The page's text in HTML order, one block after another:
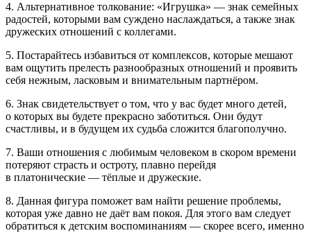
4. Альтернативное толкование: «Игрушка» — знак семейных
радостей, которыми вам суждено наслаждаться, а также знак
дружеских отношений с коллегами.
5. Постарайтесь избавиться от комплексов, которые мешают
вам ощутить прелесть разнообразных отношений и проявить
себя нежным, ласковым и внимательным партнёром.
6. Знак свидетельствует о том, что у вас будет много детей,
о которых вы будете прекрасно заботиться. Они будут
счастливы, и в будущем их судьба сложится благополучно.
7. Ваши отношения с любимым человеком в скором времени
потеряют страсть и остроту, плавно перейдя
в платонические — тёплые и дружеские.
8. Данная фигура поможет вам найти решение проблемы,
которая уже давно не даёт вам покоя. Для этого вам следует
обратиться к детским воспоминаниям — скорее всего, именно